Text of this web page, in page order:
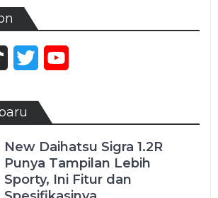
TikTok Twitter
New Daihatsu Sigra 1.2R
Punya Tampilan Lebih
Sporty, Ini Fitur dan